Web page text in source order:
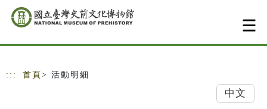
跳到主要內容
網站導覽
::: 首頁 > 活動明細
中文